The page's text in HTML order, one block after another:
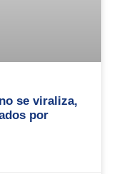
se viraliza,
por